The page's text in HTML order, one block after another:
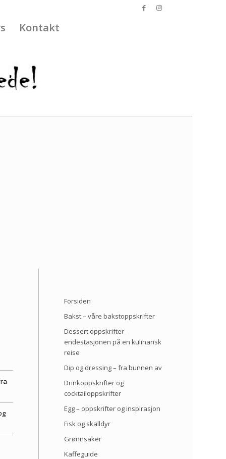
Kontakt
Forsiden
Bakst – våre bakstoppskrifter
Dessert oppskrifter –
endestasjonen på en kulinarisk
reise
Dip og dressing – fra bunnen av
Drinkoppskrifter og
cocktailoppskrifter
Egg – oppskrifter og inspirasjon
Fisk og skalldyr
Grønnsaker
Kaffeguide